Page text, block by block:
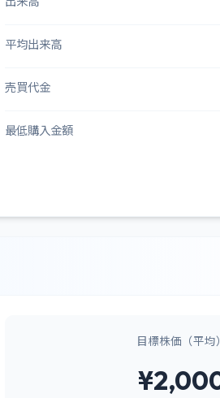
平均出来高
売買代金
最低購入金額
目標株価（平均）